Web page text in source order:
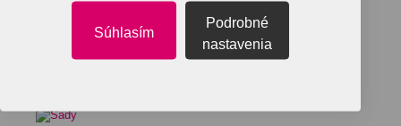
Súhlasím
Podrobné
nastavenia